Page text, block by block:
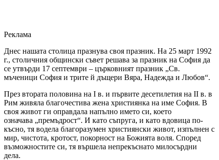
Реклама
Днес нашата столица празнува своя празник. На 25 март 1992
г., столичния общински съвет решава за празник на София да
се утвърди 17 септември – църковният празник „Св.
мъченици София и трите й дъщери Вяра, Надежда и Любов“.
През втората половина на І в. и първите десетилетия на ІІ в. в
Рим живяла благочестива жена християнка на име София. В
своя живот ги оправдала напълно името си, което
означава „премъдрост“. И като съпруга, и като вдовица по-
късно, тя водела благоразумен християнски живот, изпълнен с
мир, чистота, кротост, покорност на Божията воля. Според
възможностите си, тя вършела непрекъснато милосърдни
дела.